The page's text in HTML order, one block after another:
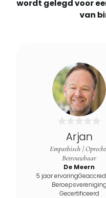
wordt gelegd voor
van
Arjan
Empathisch |
Betrouwbaar
De Meern
5 jaar ervaring
Beroepsvereniging
Gecertificeerd